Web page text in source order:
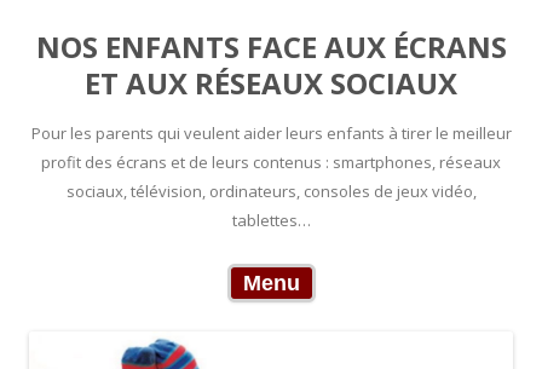
NOS ENFANTS FACE AUX ÉCRANS
ET AUX RÉSEAUX SOCIAUX
Pour les parents qui veulent aider leurs enfants à tirer le meilleur
profit des écrans et de leurs contenus : smartphones, réseaux
sociaux, télévision, ordinateurs, consoles de jeux vidéo,
tablettes…
Menu